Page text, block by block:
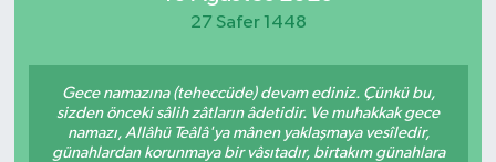
27 Safer 1448
Gece namazına (teheccüde) devam ediniz. Çünkü bu,
sizden önceki sâlih zâtların âdetidir. Ve muhakkak gece
namazı, Allâhü Teâlâ'ya mânen yaklaşmaya vesîledir,
günahlardan korunmaya bir vâsıtadır, birtakım günahlara